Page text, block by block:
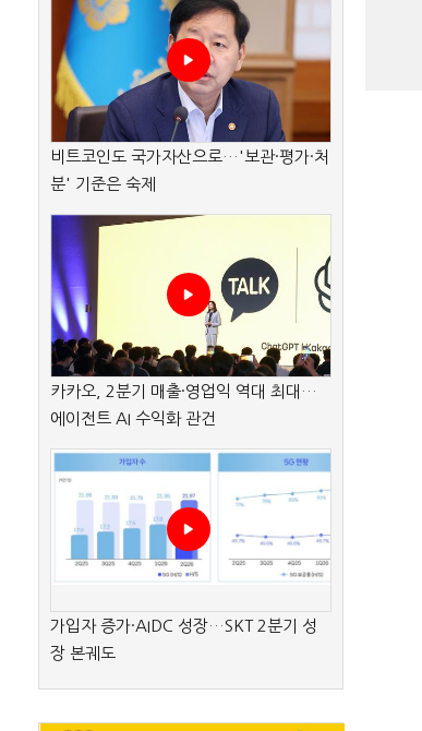
비트코인도 국가자산으로…'보관·평가·처
분' 기준은 숙제
카카오, 2분기 매출·영업익 역대 최대…
에이전트 AI 수익화 관건
가입자 증가·AIDC 성장…SKT 2분기 성
장 본궤도